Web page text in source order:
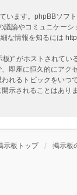
います。phpBBソフ
論やコミュニケー
な情報を知るには
)” がホストされて
即座に恒久的にアク
れるトピックをい
示されることはあり
示板トップ 掲示板